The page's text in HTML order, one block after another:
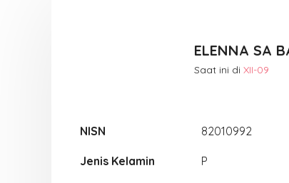
ELENNA SA
Saat ini di XII-09
NISN 82010992
Jenis Kelamin P